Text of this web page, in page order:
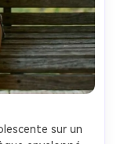
sur un